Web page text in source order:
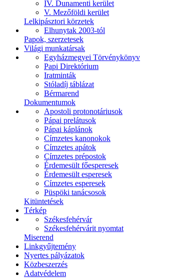
IV. Dunamenti kerület
V. Mezőföldi kerület
Lelkipásztori körzetek
Elhunytak 2003-tól
Papok, szerzetesek
Világi munkatársak
Egyházmegyei Törvénykönyv
Papi Direktórium
Iratminták
Stóladíj táblázat
Bérmarend
Dokumentumok
Apostoli protonotáriusok
Pápai prelátusok
Pápai káplánok
Címzetes kanonokok
Címzetes apátok
Címzetes prépostok
Érdemesült főesperesek
Érdemesült esperesek
Címzetes esperesek
Püspöki tanácsosok
Kitüntetések
Térkép
Székesfehérvár
Székesfehérvárit nyomtat
Miserend
Linkgyűjtemény
Nyertes pályázatok
Közbeszerzés
Adatvédelem